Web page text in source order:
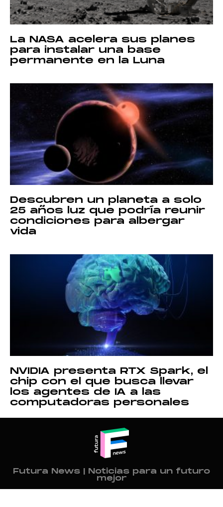
La NASA acelera sus planes
para instalar una base
permanente en la Luna
Descubren un planeta a solo
25 años luz que podría reunir
condiciones para albergar
vida
NVIDIA presenta RTX Spark, el
chip con el que busca llevar
los agentes de IA a las
computadoras personales
Futura News | Noticias para un futuro
mejor